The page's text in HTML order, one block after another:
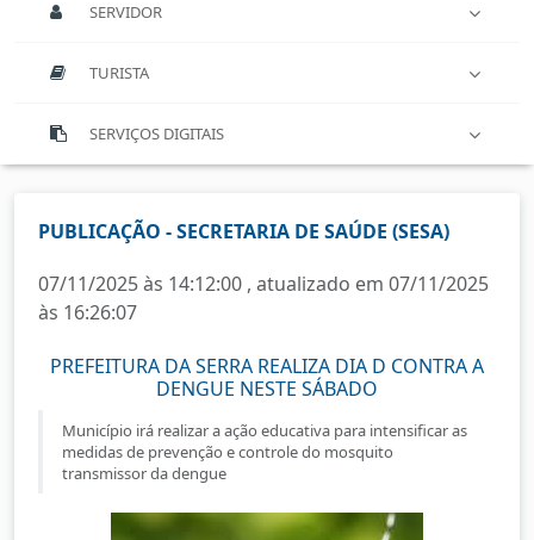
SERVIDOR
TURISTA
SERVIÇOS DIGITAIS
PUBLICAÇÃO - SECRETARIA DE SAÚDE (SESA)
07/11/2025 às 14:12:00 , atualizado em 07/11/2025
às 16:26:07
PREFEITURA DA SERRA REALIZA DIA D CONTRA A
DENGUE NESTE SÁBADO
Município irá realizar a ação educativa para intensificar as
medidas de prevenção e controle do mosquito
transmissor da dengue